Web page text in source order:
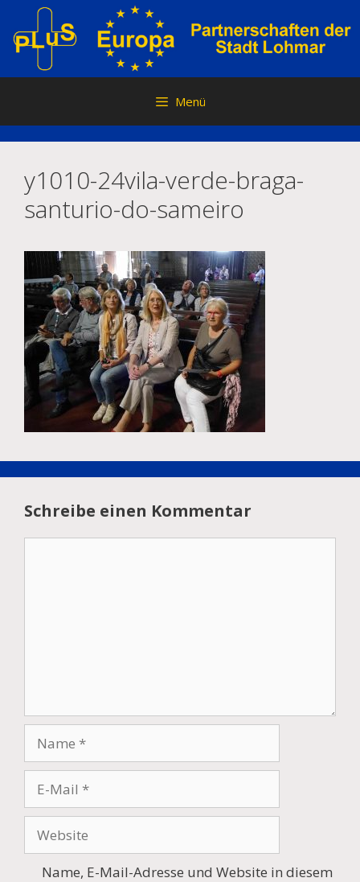
Inhalt
springen
Menü
y1010-24vila-verde-braga-
santurio-do-sameiro
Schreibe einen Kommentar
Mail
Name, E-Mail-Adresse und Website in diesem